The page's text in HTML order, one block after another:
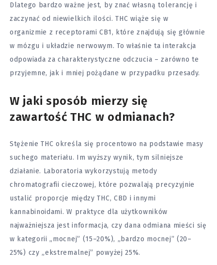
Dlatego bardzo ważne jest, by znać własną tolerancję i
zaczynać od niewielkich ilości. THC wiąże się w
organizmie z receptorami CB1, które znajdują się głównie
w mózgu i układzie nerwowym. To właśnie ta interakcja
odpowiada za charakterystyczne odczucia – zarówno te
przyjemne, jak i mniej pożądane w przypadku przesady.
W jaki sposób mierzy się
zawartość THC w odmianach?
Stężenie THC określa się procentowo na podstawie masy
suchego materiału. Im wyższy wynik, tym silniejsze
działanie. Laboratoria wykorzystują metody
chromatografii cieczowej, które pozwalają precyzyjnie
ustalić proporcje między THC, CBD i innymi
kannabinoidami. W praktyce dla użytkowników
najważniejsza jest informacja, czy dana odmiana mieści się
w kategorii „mocnej” (15–20%), „bardzo mocnej” (20–
25%) czy „ekstremalnej” powyżej 25%.